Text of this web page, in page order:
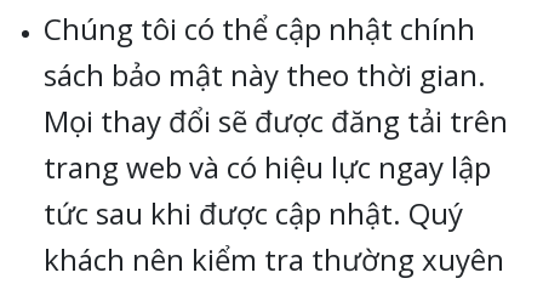
Chúng tôi có thể cập nhật chính
sách bảo mật này theo thời gian.
Mọi thay đổi sẽ được đăng tải trên
trang web và có hiệu lực ngay lập
tức sau khi được cập nhật. Quý
khách nên kiểm tra thường xuyên